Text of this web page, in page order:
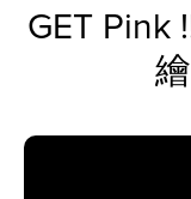
GET Pink